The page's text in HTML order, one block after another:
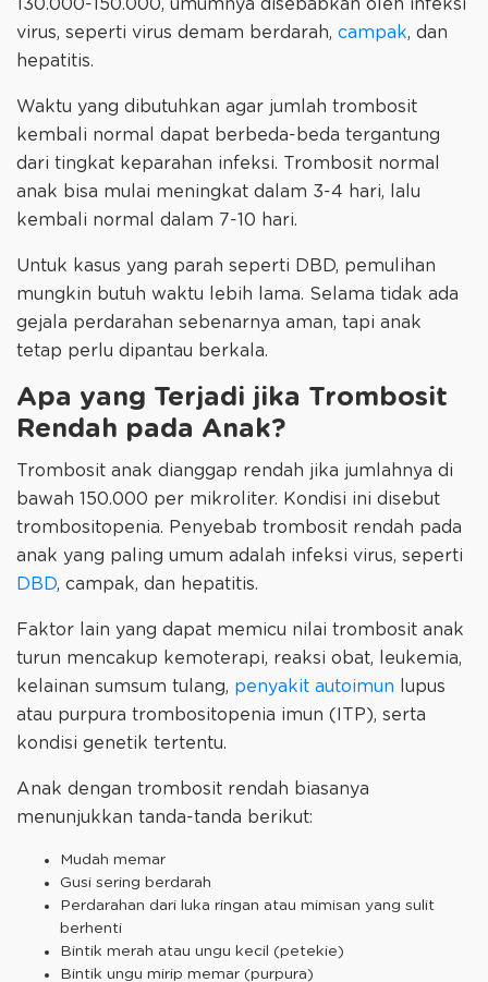
130.000-150.000, umumnya disebabkan oleh infeksi
virus, seperti virus demam berdarah, campak, dan
hepatitis.
Waktu yang dibutuhkan agar jumlah trombosit
kembali normal dapat berbeda-beda tergantung
dari tingkat keparahan infeksi. Trombosit normal
anak bisa mulai meningkat dalam 3-4 hari, lalu
kembali normal dalam 7-10 hari.
Untuk kasus yang parah seperti DBD, pemulihan
mungkin butuh waktu lebih lama. Selama tidak ada
gejala perdarahan sebenarnya aman, tapi anak
tetap perlu dipantau berkala.
Apa yang Terjadi jika Trombosit
Rendah pada Anak?
Trombosit anak dianggap rendah jika jumlahnya di
bawah 150.000 per mikroliter. Kondisi ini disebut
trombositopenia. Penyebab trombosit rendah pada
anak yang paling umum adalah infeksi virus, seperti
DBD, campak, dan hepatitis.
Faktor lain yang dapat memicu nilai trombosit anak
turun mencakup kemoterapi, reaksi obat, leukemia,
kelainan sumsum tulang, penyakit autoimun lupus
atau purpura trombositopenia imun (ITP), serta
kondisi genetik tertentu.
Anak dengan trombosit rendah biasanya
menunjukkan tanda-tanda berikut:
Mudah memar
Gusi sering berdarah
Perdarahan dari luka ringan atau mimisan yang sulit
berhenti
Bintik merah atau ungu kecil (petekie)
Bintik ungu mirip memar (purpura)